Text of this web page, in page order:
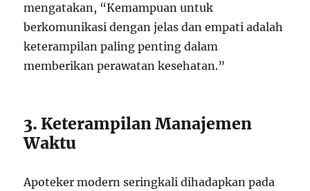
mengatakan, “Kemampuan untuk
berkomunikasi dengan jelas dan empati adalah
keterampilan paling penting dalam
memberikan perawatan kesehatan.”
3. Keterampilan Manajemen
Waktu
Apoteker modern seringkali dihadapkan pada